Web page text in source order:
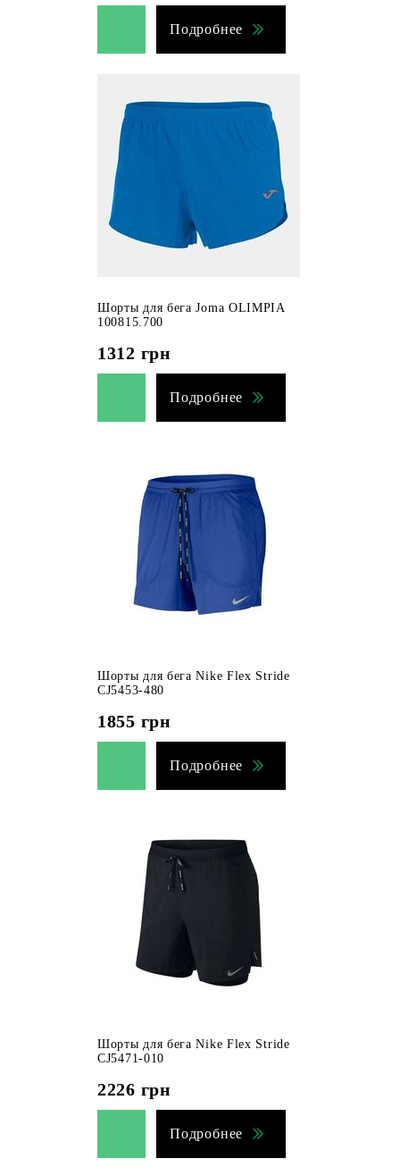
Подробнее
Шорты для бега Joma OLIMPIA
100815.700
1312 грн
Подробнее
Шорты для бега Nike Flex Stride
CJ5453-480
1855 грн
Подробнее
Шорты для бега Nike Flex Stride
CJ5471-010
2226 грн
Подробнее